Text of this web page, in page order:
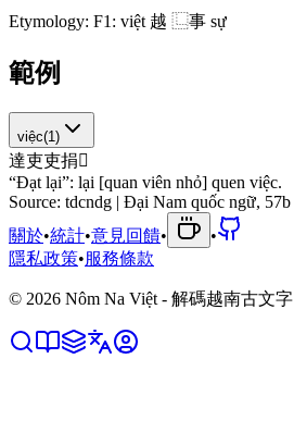
Etymology: F1: việt 越 ⿺事 sự
範例
việc(1)
達吏吏捐󱮓
“Đạt lại”: lại [quan viên nhỏ] quen việc.
Source: tdcndg | Đại Nam quốc ngữ, 57b
關於•統計•意見回饋•
•
隱私政策•服務條款
© 2026 Nôm Na Việt - 解碼越南古文字